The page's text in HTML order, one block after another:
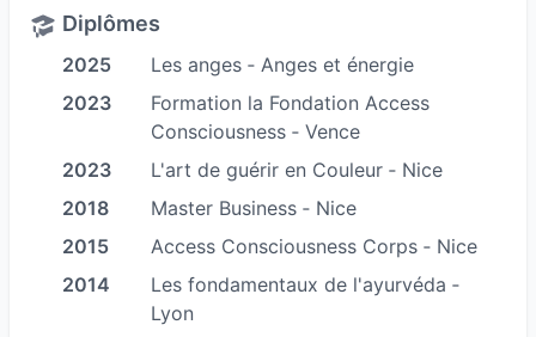
professionnelle, les deuils… affectent les corps
entendu énergétiques.
La séance va permettre à la personne de se
libérer des mémoires inconscientes négatives et
limitantes pour retrouver la vitalité, le bien-être,
la joie de vivre et l’apaisement. Ce peut être des
Nous pouvons rééquilibrer en prévention par la
Diplômes
2025
Les anges ‐ Anges et énergie
2023
Formation la Fondation Access
Consciousness ‐ Vence
2023
L'art de guérir en Couleur ‐ Nice
2018
Master Business ‐ Nice
2015
Access Consciousness Corps ‐ Nice
2014
Les fondamentaux de l'ayurvéda ‐
Lyon